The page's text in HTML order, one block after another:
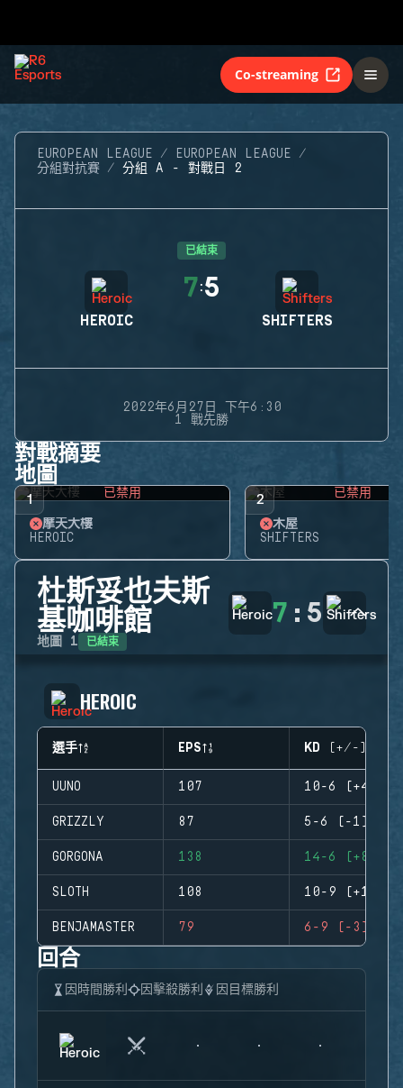
Co-streaming
EUROPEAN LEAGUE
EUROPEAN LEAGUE
分組對抗賽
分組 A - 對戰日 2
已結束
HEROIC
7:5
SHIFTERS
2022年6月27日 下午6:30
1 戰先勝
對戰摘要
地圖
1 已禁用
摩天大樓
HEROIC
2 已禁用
木屋
SHIFTERS
杜斯妥也夫斯
基咖啡館
地圖 1 已結束
7 : 5
HEROIC
選手 EPS KD (+/-)
UUNO 107 10-6 (+4)
GRIZZLY 87 5-6 (-1)
GORGONA 138 14-6 (+8)
SLOTH 108 10-9 (+1)
BENJAMASTER 79 6-9 (-3)
回合
因時間勝利 因擊殺勝利 因目標勝利